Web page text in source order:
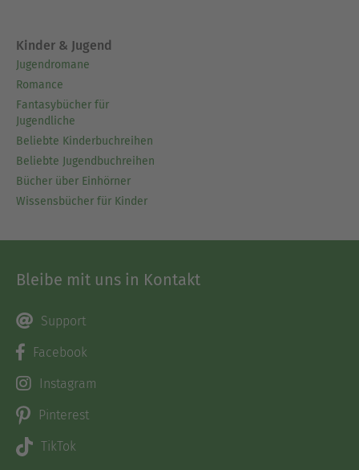
Kinder & Jugend
Jugendromane
Romance
Fantasybücher für
Jugendliche
Beliebte Kinderbuchreihen
Beliebte Jugendbuchreihen
Bücher über Einhörner
Wissensbücher für Kinder
Bleibe mit uns in Kontakt
Support
Facebook
Instagram
Pinterest
TikTok